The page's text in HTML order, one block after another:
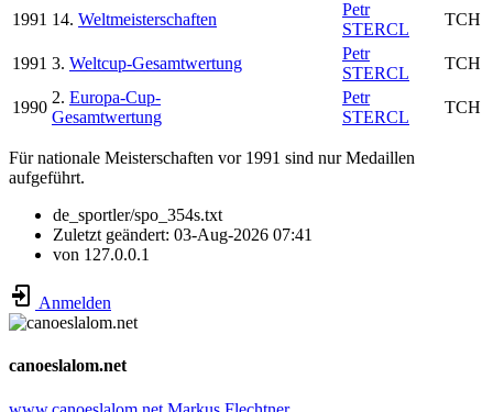
1991 14. Weltmeisterschaften
Petr
STERCL
TCH
1991 3. Weltcup-Gesamtwertung
Petr
STERCL
TCH
1990
2. Europa-Cup-
Gesamtwertung
Petr
STERCL
TCH
Für nationale Meisterschaften vor 1991 sind nur Medaillen
aufgeführt.
de_sportler/spo_354s.txt
Zuletzt geändert: 03-Aug-2026 07:41
von 127.0.0.1
Anmelden
canoeslalom.net